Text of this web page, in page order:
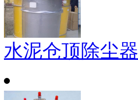
水泥仓顶除尘器